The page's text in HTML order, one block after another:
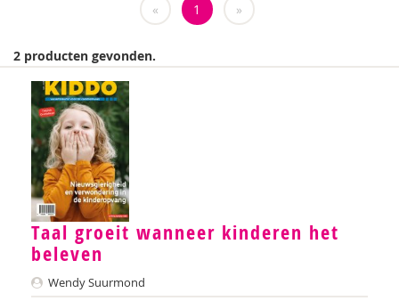
Brenda Abrahamse-Van Beek
Marijke Adema
Ilse Aerden
Pauline van Aken
Evelyn Akkermans
Robbert Almekinders
Teatske Altenburg
« 1 »
2 producten gevonden.
Taal groeit wanneer kinderen het
beleven
Wendy Suurmond